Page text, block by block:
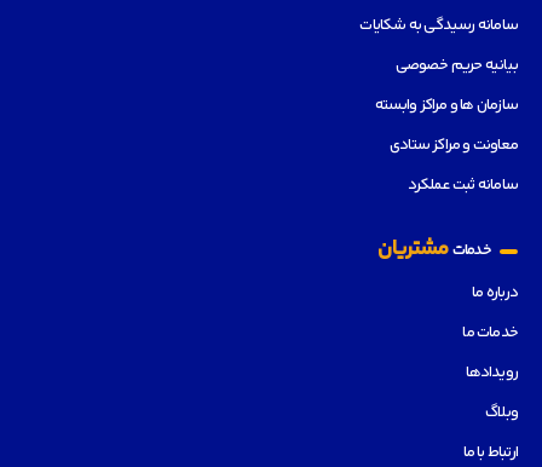
سامانه رسیدگی به شکایات
بیانیه حریم خصوصی
سازمان ها و مراکز وابسته
معاونت و مراکز ستادی
سامانه ثبت عملکرد
خدماتمشتریان
درباره ما
خدمات ما
رویدادها
وبلاگ
ارتباط با ما